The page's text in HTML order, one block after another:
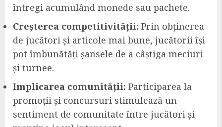
întregi acumulând monede sau pachete.
Creșterea competitivității: Prin obținerea
de jucători și articole mai bune, jucătorii își
pot îmbunătăți șansele de a câștiga meciuri
și turnee.
Implicarea comunității: Participarea la
promoții și concursuri stimulează un
sentiment de comunitate între jucători și